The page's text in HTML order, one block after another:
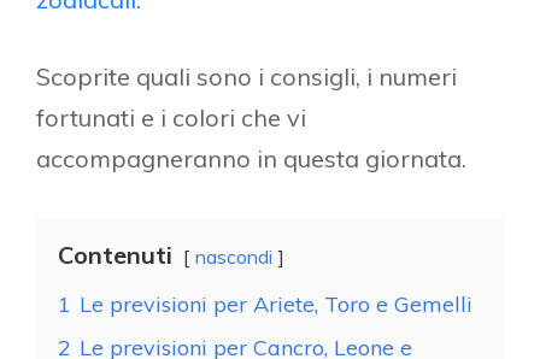
Scoprite quali sono i consigli, i numeri
fortunati e i colori che vi
accompagneranno in questa giornata.
Contenuti nascondi
1 Le previsioni per Ariete, Toro e Gemelli
2 Le previsioni per Cancro, Leone e